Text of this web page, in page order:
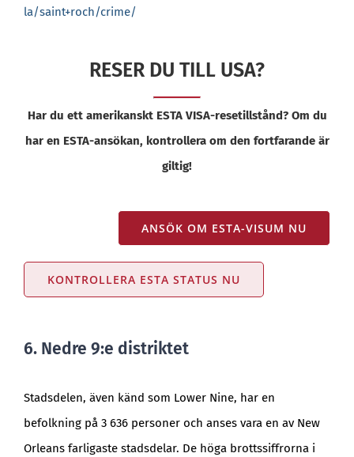
la/saint+roch/crime/
RESER DU TILL USA?
Har du ett amerikanskt ESTA VISA-resetillstånd? Om du
har en ESTA-ansökan, kontrollera om den fortfarande är
giltig!
ANSÖK OM ESTA-VISUM NU
KONTROLLERA ESTA STATUS NU
6. Nedre 9:e distriktet
Stadsdelen, även känd som Lower Nine, har en
befolkning på 3 636 personer och anses vara en av New
Orleans farligaste stadsdelar. De höga brottssiffrorna i